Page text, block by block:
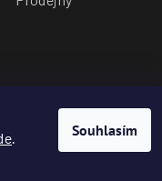
. Souhlasím